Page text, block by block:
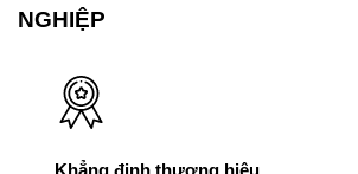
NGHIỆP
Khẳng định thương hiệu